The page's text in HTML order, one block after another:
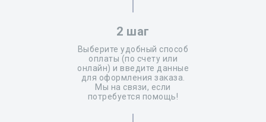
2 шаг
Выберите удобный способ
оплаты (по счету или
онлайн) и введите данные
для оформления заказа.
Мы на связи, если
потребуется помощь!